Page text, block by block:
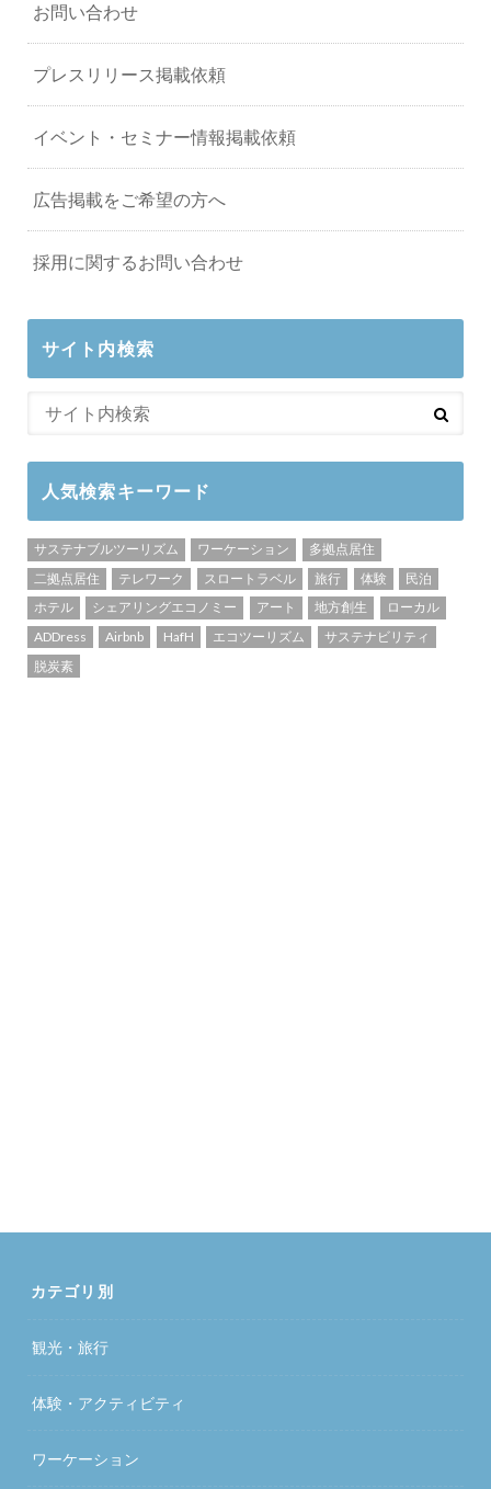
お問い合わせ
プレスリリース掲載依頼
イベント・セミナー情報掲載依頼
広告掲載をご希望の方へ
採用に関するお問い合わせ
サイト内検索
人気検索キーワード
サステナブルツーリズム ワーケーション
多拠点居住
二拠点居住
テレワーク スロートラベル 旅行 体験
民泊
ホテル
シェアリングエコノミー アート 地方創生
ローカル
ADDress
Airbnb HafH エコツーリズム
サステナビリティ
脱炭素
カテゴリ別
観光・旅行
体験・アクティビティ
ワーケーション